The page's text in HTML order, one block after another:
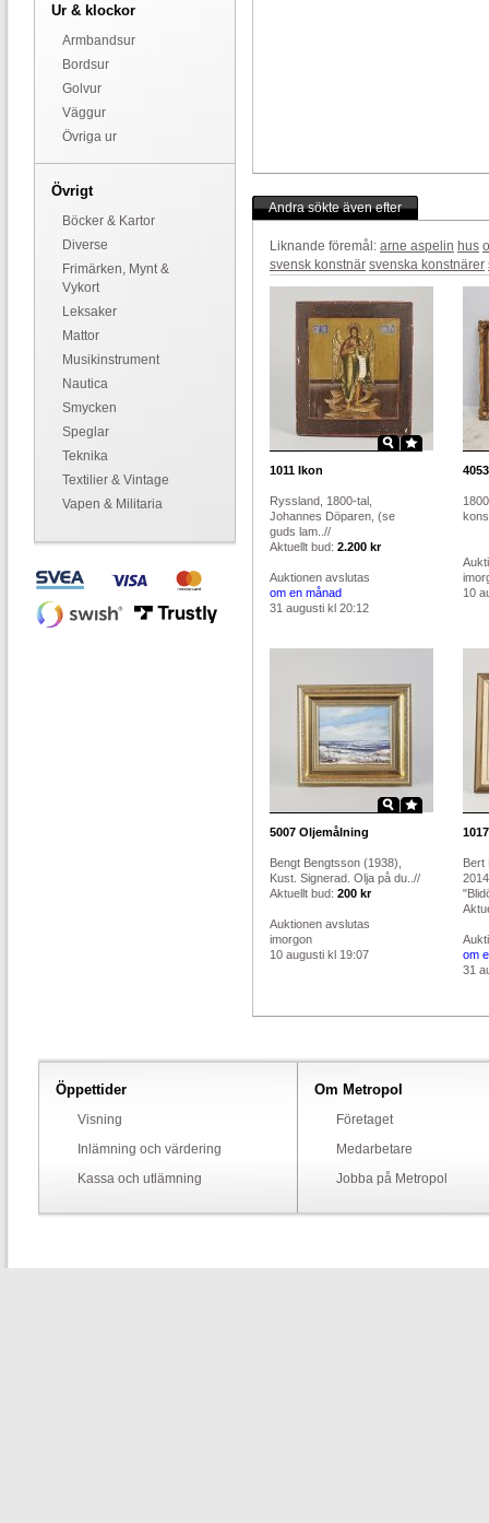
Ur & klockor
Armbandsur
Bordsur
Golvur
Väggur
Övriga ur
Övrigt
Böcker & Kartor
Diverse
Frimärken, Mynt &
Vykort
Leksaker
Mattor
Musikinstrument
Nautica
Smycken
Speglar
Teknika
Textilier & Vintage
Vapen & Militaria
Andra sökte även efter
Liknande föremål: arne aspelin hus
svensk konstnär svenska konstnärer
1011 Ikon
Ryssland, 1800-tal,
Johannes Döparen, (se
guds lam..//
Aktuellt bud: 2.200 kr
Auktionen avslutas
om en månad
31 augusti kl 20:12
4053
10
5007 Oljemålning
Bengt Bengtsson (1938),
Kust. Signerad. Olja på du..//
Aktuellt bud: 200 kr
Auktionen avslutas
imorgon
10 augusti kl 19:07
1017
Bert
om
31
Öppettider
Visning
Inlämning och värdering
Kassa och utlämning
Om Metropol
Företaget
Medarbetare
Jobba på Metropol